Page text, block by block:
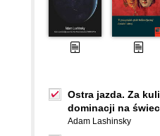
Ostra jazda. Za
dominacji na
Adam Lashinsky